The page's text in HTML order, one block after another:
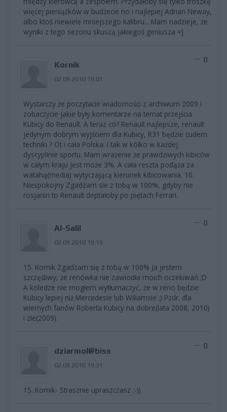
więcej pieniążków w budżecie no i najlepiej Adrian Neway,
albo ktoś niewiele mniejszego kalibru... Mam nadzieje, że
wyniki z tego sezonu skuszą jakiegoś geniusza =]
Kornik
02.09.2010 19:01
0
Wystarczy że poczytacie wiadomości z archiwum 2009 i
zobaczycie jakie były komentarze na temat przejścia
Kubicy do Renault. A teraz co? Renault najlepsze, renault
jedynym dobrym wyjściem dla Kubicy, R31 będzie cudem
techniki ? Ot i cała Polska. I tak w kółko w każdej
dyscyplinie sportu. Mam wrażenie że prawdziwych kibiców
w całym kraju jest może 3%. A cała reszta podąża za
watahą(media) wytyczającą kierunek kibicowania. 10.
Niespokojny Zgadzam sie z tobą w 100%, gdyby nie
rosjanin to Renault deptałoby po piętach Ferrari.
Al-Salil
02.09.2010 19:19
0
15. Kornik Zgadzam się z tobą w 100% Ja jestem
szczęśliwy, że renówka nie zawiodła moich oczekiwań ;D
A koledze nie mogłem wytłumaczyć, że w reno będzie
Kubicy lepiej niż Mercedesie lub Wiliamsie ;) Pzdr. dla
wiernych fanów Roberta Kubicy na dobre(lata 2008, 2010)
i złe(2009).
dziarmol@biss
02.09.2010 19:31
0
15. Kornik- Strasznie upraszczasz ;-))